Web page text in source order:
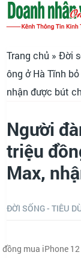
Trang chủ »Đời
ông ở Hà Tĩnh
nhận được bút
Người
triệu
Max,
ĐỜI SỐNG - TIÊU
mua iPhone